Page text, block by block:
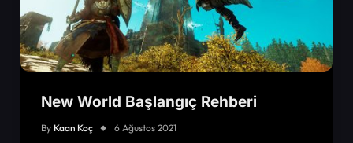
New World Başlangıç Rehberi
By Kaan Koç 6 Ağustos 2021